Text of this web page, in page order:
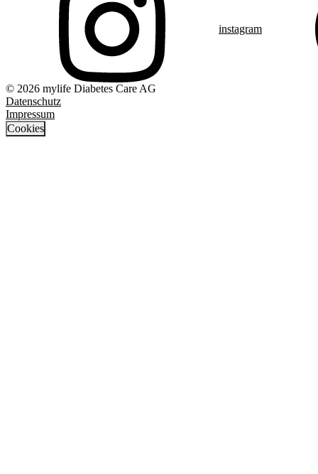
instagram
© 2026 mylife Diabetes Care AG
Datenschutz
Impressum
Cookies